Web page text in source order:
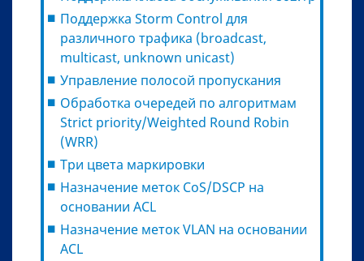
Поддержка Storm Control для
различного трафика (broadcast,
multicast, unknown unicast)
Управление полосой пропускания
Обработка очередей по алгоритмам
Strict priority/Weighted Round Robin
(WRR)
Три цвета маркировки
Назначение меток CoS/DSCP на
основании ACL
Назначение меток VLAN на основании
ACL